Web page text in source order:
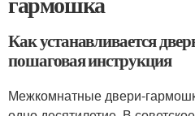
Как устанавливается
пошаговая инструкция
Межкомнатные двери-